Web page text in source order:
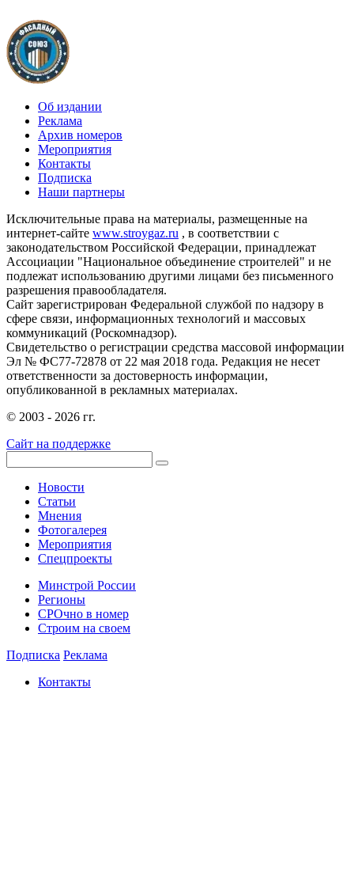
Об издании
Реклама
Архив номеров
Мероприятия
Контакты
Подписка
Наши партнеры
Исключительные права на материалы, размещенные на
интернет-сайте www.stroygaz.ru , в соответствии с
законодательством Российской Федерации, принадлежат
Ассоциации "Национальное объединение строителей" и не
подлежат использованию другими лицами без письменного
разрешения правообладателя.
Сайт зарегистрирован Федеральной службой по надзору в
сфере связи, информационных технологий и массовых
коммуникаций (Роскомнадзор).
Свидетельство о регистрации средства массовой информации
Эл № ФС77-72878 от 22 мая 2018 года. Редакция не несет
ответственности за достоверность информации,
опубликованной в рекламных материалах.
© 2003 - 2026 гг.
Сайт на поддержке
Новости
Статьи
Мнения
Фотогалерея
Мероприятия
Спецпроекты
Минстрой России
Регионы
СРОчно в номер
Строим на своем
Подписка Реклама
Контакты